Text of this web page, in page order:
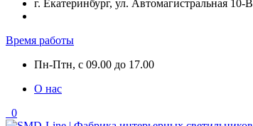
г. Екатеринбург, ул. Автомагистральная 10-В
Время работы
Пн-Птн, с 09.00 до 17.00
О нас
0